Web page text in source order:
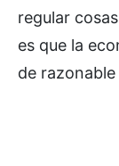
regular
es que la
de